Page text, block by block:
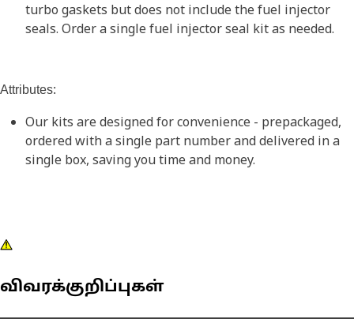
turbo gaskets but does not include the fuel injector
seals. Order a single fuel injector seal kit as needed.
Attributes:
Our kits are designed for convenience - prepackaged,
ordered with a single part number and delivered in a
single box, saving you time and money.
விவரக்குறிப்புகள்